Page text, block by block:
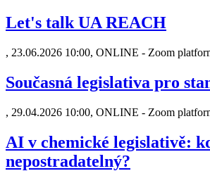
Let's talk UA REACH
, 23.06.2026 10:00, ONLINE - Zoom
Současná legislativa pro
, 29.04.2026 10:00, ONLINE - Zoom
AI v chemické legislativě:
nepostradatelný?